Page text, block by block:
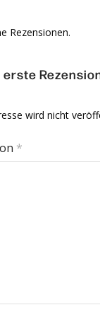
Rezensionen.
wird nicht
*